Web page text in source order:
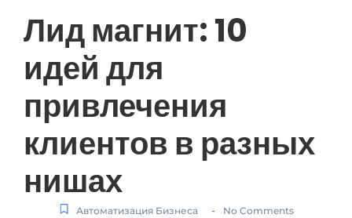
Лид магнит: 10
идей для
привлечения
клиентов в разных
нишах
Автоматизация Бизнеса - No Comments